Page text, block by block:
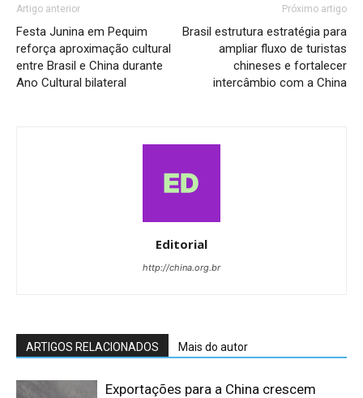
Artigo anterior
Festa Junina em Pequim
reforça aproximação cultural
entre Brasil e China durante
Ano Cultural bilateral
Próximo artigo
Brasil estrutura estratégia para
ampliar fluxo de turistas
chineses e fortalecer
intercâmbio com a China
Editorial
http://china.org.br
ARTIGOS RELACIONADOS Mais do autor
Exportações para a China crescem